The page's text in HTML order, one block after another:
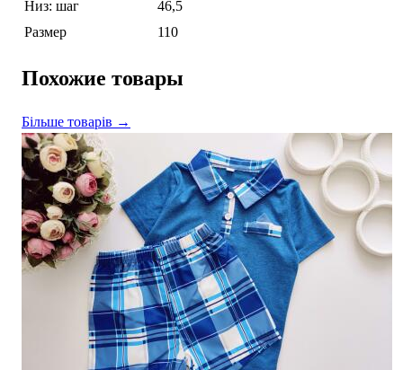
Низ: шаг
46,5
Размер
110
Похожие товары
Більше товарів →